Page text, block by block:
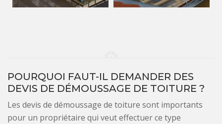
POURQUOI FAUT-IL DEMANDER DES
DEVIS DE DÉMOUSSAGE DE TOITURE ?
Les devis de démoussage de toiture sont importants
pour un propriétaire qui veut effectuer ce type